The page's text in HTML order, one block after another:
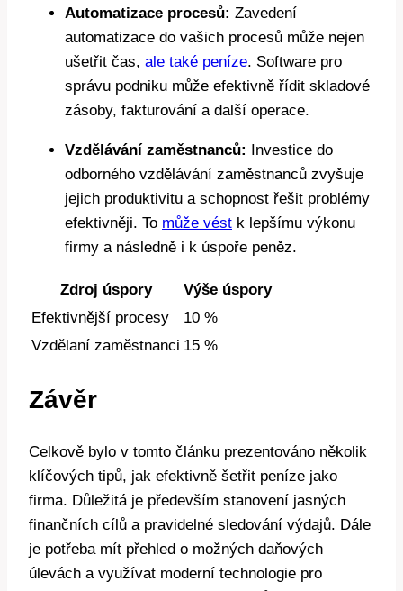
Automatizace procesů: Zavedení
automatizace do vašich procesů může nejen
ušetřit čas, ale také peníze. Software pro
správu podniku může efektivně řídit skladové
zásoby, fakturování a další operace.
Vzdělávání zaměstnanců: Investice do
odborného vzdělávání zaměstnanců zvyšuje
jejich produktivitu a schopnost řešit problémy
efektivněji. To může vést k lepšímu výkonu
firmy a následně i k úspoře peněz.
Zdroj úspory
Výše úspory
Efektivnější procesy
10 %
Vzdělaní zaměstnanci 15 %
Závěr
Celkově bylo v tomto článku prezentováno několik
klíčových tipů, jak efektivně šetřit peníze jako
firma. Důležitá je především stanovení jasných
finančních cílů a pravidelné sledování výdajů. Dále
je potřeba mít přehled o možných daňových
úlevách a využívat moderní technologie pro